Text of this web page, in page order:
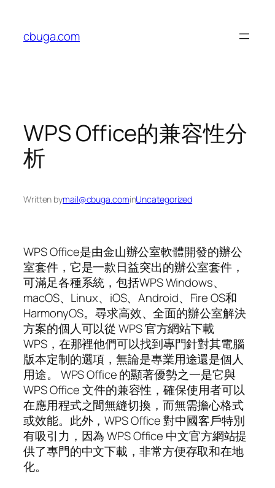
content
cbuga.com
WPS Office的兼容性分
析
Written bymail@cbuga.cominUncategorized
WPS Office是由金山辦公室軟體開發的辦公
室套件，它是一款日益突出的辦公室套件，
可滿足各種系統，包括WPS Windows、
macOS、Linux、iOS、Android、Fire OS和
HarmonyOS。尋求高效、全面的辦公室解決
方案的個人可以從 WPS 官方網站下載
WPS，在那裡他們可以找到專門針對其電腦
版本定制的選項，無論是專業用途還是個人
用途。 WPS Office 的顯著優勢之一是它與
WPS Office 文件的兼容性，確保使用者可以
在應用程式之間無縫切換，而無需擔心格式
或效能。此外，WPS Office 對中國客戶特別
有吸引力，因為 WPS Office 中文官方網站提
供了專門的中文下載，非常方便存取和在地
化。